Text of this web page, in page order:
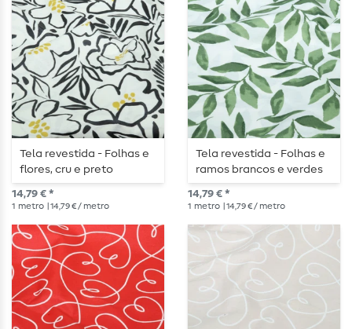
Tela revestida - Folhas e
flores, cru e preto
14,79 € *
1 metro | 14,79 € / metro
Tela revestida - Folhas e
ramos brancos e verdes
14,79 € *
1 metro | 14,79 € / metro